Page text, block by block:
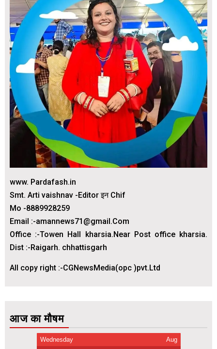
www. Pardafash.in
Smt. Arti vaishnav -Editor इन Chif
Mo -8889928259
Email :-amannews71@gmail.Com
Office :-Towen Hall kharsia.Near Post office kharsia.
Dist :-Raigarh. chhattisgarh
All copy right :-CGNewsMedia(opc )pvt.Ltd
आज का मौषम
Wednesday Aug